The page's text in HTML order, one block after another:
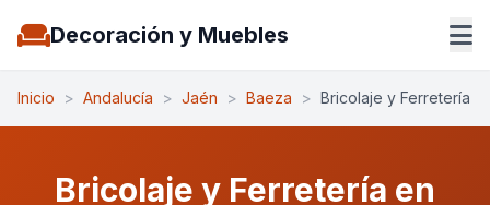
Decoración y Muebles
Inicio > Andalucía > Jaén > Baeza > Bricolaje y Ferretería
Bricolaje y Ferretería en